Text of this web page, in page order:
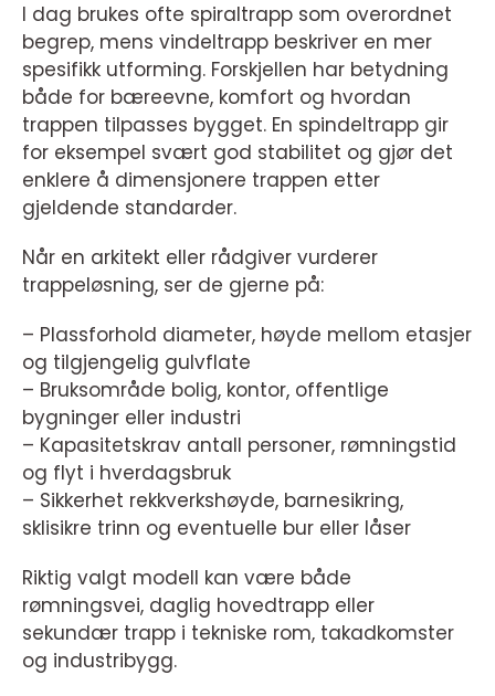
I dag brukes ofte spiraltrapp som overordnet
begrep, mens vindeltrapp beskriver en mer
spesifikk utforming. Forskjellen har betydning
både for bæreevne, komfort og hvordan
trappen tilpasses bygget. En spindeltrapp gir
for eksempel svært god stabilitet og gjør det
enklere å dimensjonere trappen etter
gjeldende standarder.
Når en arkitekt eller rådgiver vurderer
trappeløsning, ser de gjerne på:
– Plassforhold diameter, høyde mellom etasjer
og tilgjengelig gulvflate
– Bruksområde bolig, kontor, offentlige
bygninger eller industri
– Kapasitetskrav antall personer, rømningstid
og flyt i hverdagsbruk
– Sikkerhet rekkverkshøyde, barnesikring,
sklisikre trinn og eventuelle bur eller låser
Riktig valgt modell kan være både
rømningsvei, daglig hovedtrapp eller
sekundær trapp i tekniske rom, takadkomster
og industribygg.